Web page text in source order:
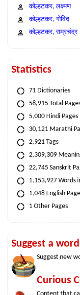
कोल्हटकर, लक्ष्मण
कोल्हटकर, गोविंद
कोल्हटकर, राम्रचंद्र
Statistics
71 Dictionaries
58,915 Total
5,000 Hindi Pages
30,121 Marathi
2,921 Tags
2,309,309
22,745 Sanskrit
1,153,927 Words
1,048 English
1 Other Pages
Suggest a
Suggest new
Curious